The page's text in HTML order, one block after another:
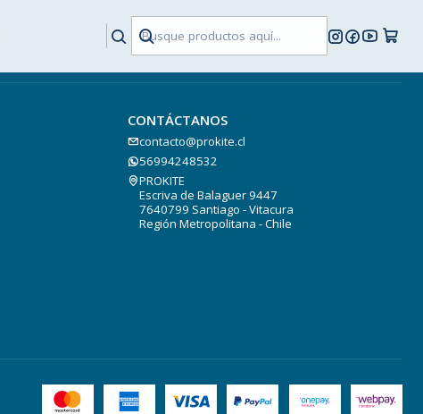
CONTÁCTANOS
contacto@prokite.cl
56994248532
PROKITE
Escriva de Balaguer 9447
7640799 Santiago - Vitacura
Región Metropolitana - Chile